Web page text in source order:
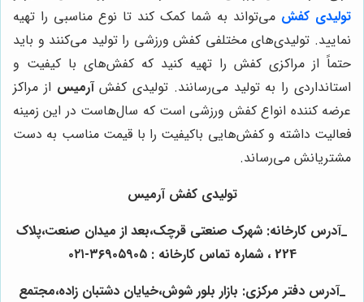
تولیدی کفش می‌تواند به شما کمک کند تا نوع مناسبی را تهیه
نمایید. تولیدی‌های مختلفی کفش ورزشی را تولید می‌کنند و باید
حتماً از مراکزی کفش را تهیه کنید که کفش‌های با کیفیت و
استانداردی را به تولید می‌رسانند. تولیدی کفشآرمیس از مراکز
عرضه کننده انواع کفش ورزشی است که سال‌هاست در این زمینه
فعالیت داشته و کفش‌هایی باکیفیت را با قیمت مناسب به دست
مشتریانش می‌رساند.
تولیدی کفش آرمیس
_آدرس کارخانه: شهرک صنعتی قرچک،بعد از میدان صنعت،پلاک
224 ، شماره تماس کارخانه : ۳۶۹۰۵۹۰۵-۰۲۱
_آدرس دفتر مرکزی: بازار بلور شوش،خیایان دشتبان زاده،مجتمع